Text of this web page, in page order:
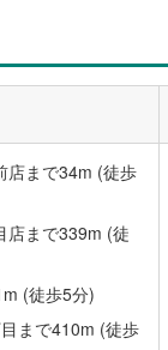
店まで34m (徒歩
店まで339m (徒
(徒歩5分)
まで410m (徒歩